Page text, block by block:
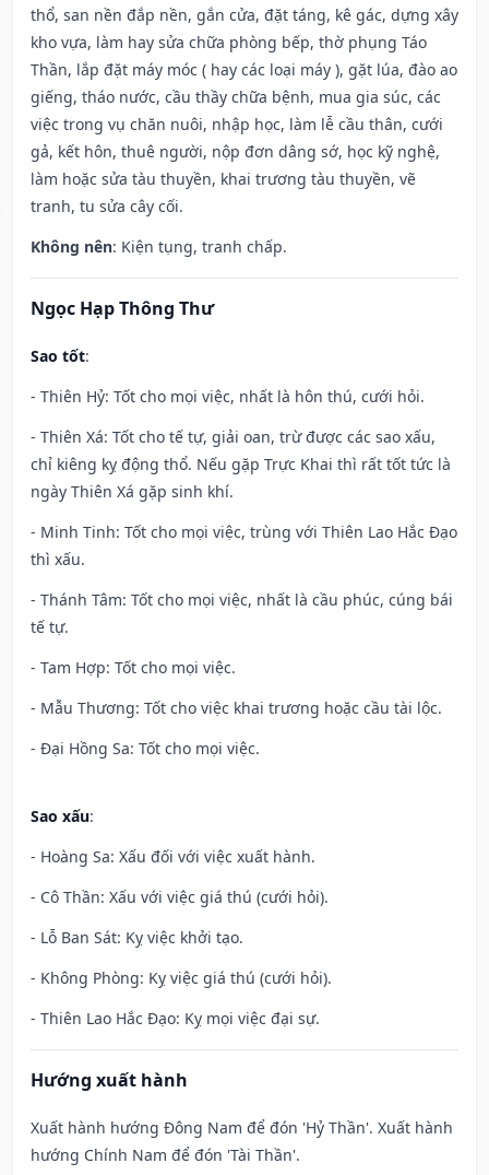
thổ, san nền đắp nền, gắn cửa, đặt táng, kê gác, dựng xây
kho vựa, làm hay sửa chữa phòng bếp, thờ phụng Táo
Thần, lắp đặt máy móc ( hay các loại máy ), gặt lúa, đào ao
giếng, tháo nước, cầu thầy chữa bệnh, mua gia súc, các
việc trong vụ chăn nuôi, nhập học, làm lễ cầu thân, cưới
gả, kết hôn, thuê người, nộp đơn dâng sớ, học kỹ nghệ,
làm hoặc sửa tàu thuyền, khai trương tàu thuyền, vẽ
tranh, tu sửa cây cối.
Không nên: Kiện tụng, tranh chấp.
Ngọc Hạp Thông Thư
Sao tốt:
- Thiên Hỷ: Tốt cho mọi việc, nhất là hôn thú, cưới hỏi.
- Thiên Xá: Tốt cho tế tự, giải oan, trừ được các sao xấu,
chỉ kiêng kỵ động thổ. Nếu gặp Trực Khai thì rất tốt tức là
ngày Thiên Xá gặp sinh khí.
- Minh Tinh: Tốt cho mọi việc, trùng với Thiên Lao Hắc Đạo
thì xấu.
- Thánh Tâm: Tốt cho mọi việc, nhất là cầu phúc, cúng bái
tế tự.
- Tam Hợp: Tốt cho mọi việc.
- Mẫu Thương: Tốt cho việc khai trương hoặc cầu tài lộc.
- Đại Hồng Sa: Tốt cho mọi việc.
Sao xấu:
- Hoàng Sa: Xấu đối với việc xuất hành.
- Cô Thần: Xấu với việc giá thú (cưới hỏi).
- Lỗ Ban Sát: Kỵ việc khởi tạo.
- Không Phòng: Kỵ việc giá thú (cưới hỏi).
- Thiên Lao Hắc Đạo: Kỵ mọi việc đại sự.
Hướng xuất hành
Xuất hành hướng Đông Nam để đón 'Hỷ Thần'. Xuất hành
hướng Chính Nam để đón 'Tài Thần'.